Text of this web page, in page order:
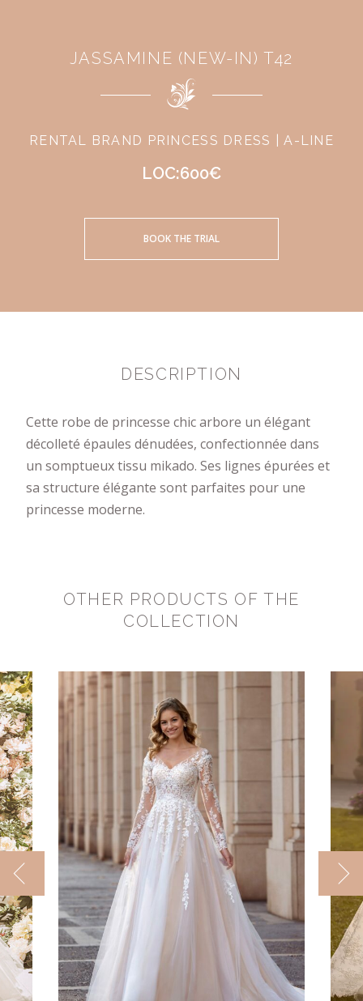
JASSAMINE (NEW-IN) T42
RENTAL BRAND PRINCESS DRESS | A-LINE
LOC:600€
BOOK THE TRIAL
DESCRIPTION
Cette robe de princesse chic arbore un élégant
décolleté épaules dénudées, confectionnée dans
un somptueux tissu mikado. Ses lignes épurées et
sa structure élégante sont parfaites pour une
princesse moderne.
OTHER PRODUCTS OF THE
COLLECTION